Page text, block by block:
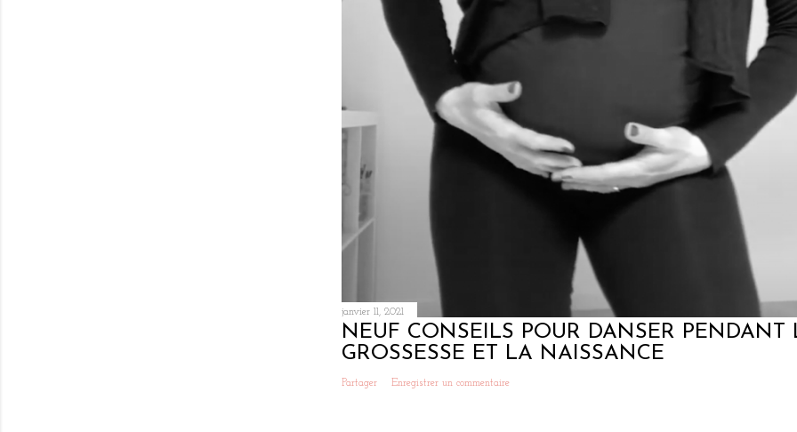
janvier 11, 2021
NEUF CONSEILS POUR DANSER PENDANT
GROSSESSE ET LA NAISSANCE
Partager Enregistrer un commentaire